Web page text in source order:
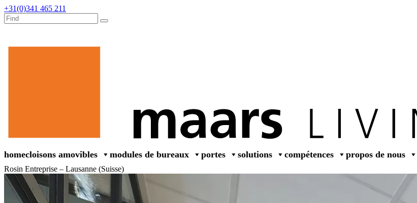
+31(0)341 465 211
homecloisons amovibles modules de bureaux portes solutions compétences propos de nous
Rosin Entreprise – Lausanne (Suisse)